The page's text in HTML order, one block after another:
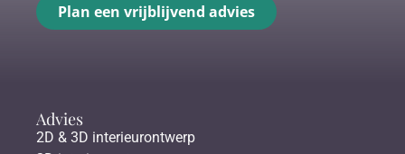
Plan een vrijblijvend advies
Advies
2D & 3D interieurontwerp